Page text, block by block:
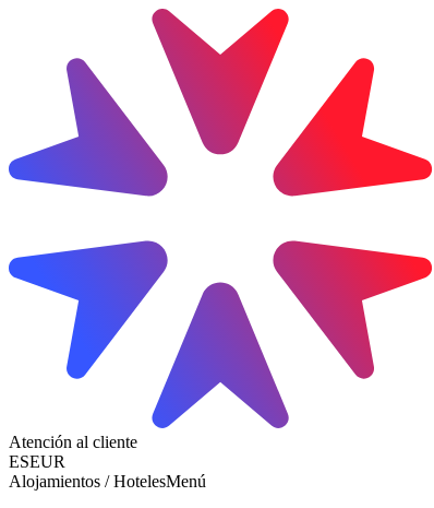
Atención al cliente
ESEUR
Alojamientos / HotelesMenú